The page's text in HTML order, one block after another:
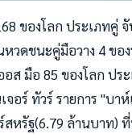
ของโลก ประเภทคู่
ดชนะคู่มือวาง 4 ขอ
ส มือ 85 ของโลก ป
อร์ ทัวร์ รายการ "บ
สหรัฐ(6.79 ล้านบาท)